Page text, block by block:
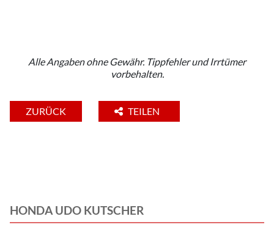
Alle Angaben ohne Gewähr. Tippfehler und Irrtümer
vorbehalten.
ZURÜCK TEILEN
HONDA UDO KUTSCHER